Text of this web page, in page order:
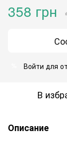
358 грн
Войти для
В
Описание